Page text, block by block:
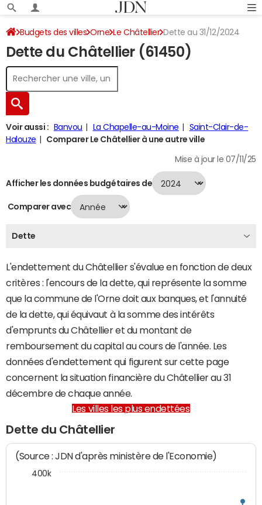
Budgets des villes Orne Le Châtellier Dette au 31/12/2024
Dette du Châtellier (61450)
Voir aussi : Banvou La Chapelle-au-Moine
Saint-Clair-de-
Halouze
Comparer Le Châtellier à une autre ville
Mise à jour le 07/11/25
Afficher les données budgétaires de
Comparer avec
Dette
L'endettement du Châtellier s'évalue en fonction de deux
critères : l'encours de la dette, qui représente la somme
que la commune de l'Orne doit aux banques, et l'annuité
de la dette, qui équivaut à la somme des intérêts
d'emprunts du Châtellier et du montant de
remboursement du capital au cours de l'année. Les
données d'endettement qui figurent sur cette page
concernent la situation financière du Châtellier au 31
décembre de chaque année.
Les villes les plus endettées
Dette du Châtellier
(Source : JDN d'après ministère de l'Economie)
400k